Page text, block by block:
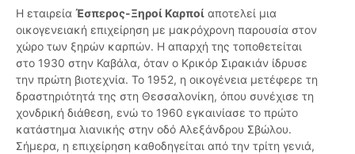
Η εταιρεία Έσπερος-Ξηροί Καρποί αποτελεί μια
οικογενειακή επιχείρηση με μακρόχρονη παρουσία στον
χώρο των ξηρών καρπών. Η απαρχή της τοποθετείται
στο 1930 στην Καβάλα, όταν ο Κρικόρ Σιρακιάν ίδρυσε
την πρώτη βιοτεχνία. Το 1952, η οικογένεια μετέφερε τη
δραστηριότητά της στη Θεσσαλονίκη, όπου συνέχισε τη
χονδρική διάθεση, ενώ το 1960 εγκαινίασε το πρώτο
κατάστημα λιανικής στην οδό Αλεξάνδρου Σβώλου.
Σήμερα, η επιχείρηση καθοδηγείται από την τρίτη γενιά,